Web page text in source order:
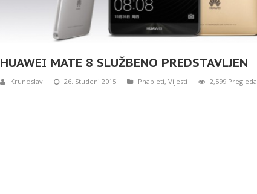
HUAWEI MATE 8 SLUŽBENO PREDSTAVLJEN
Krunoslav 26. Studeni 2015 Phableti, Vijesti 2,599 Pregleda